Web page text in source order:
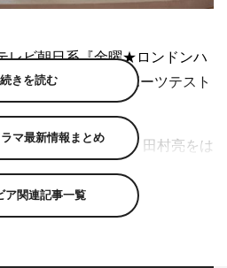
レビ朝日系『金曜★ロンドンハ
で、“ロンハースポーツテスト
ツ1号2号の田村淳、田村亮をは
。「50メートル走」「ピッチ
跳び」「アームレスリング」
種目でガチバトルを繰り広げ
続きを読む
マ最新情報まとめ
ア関連記事一覧